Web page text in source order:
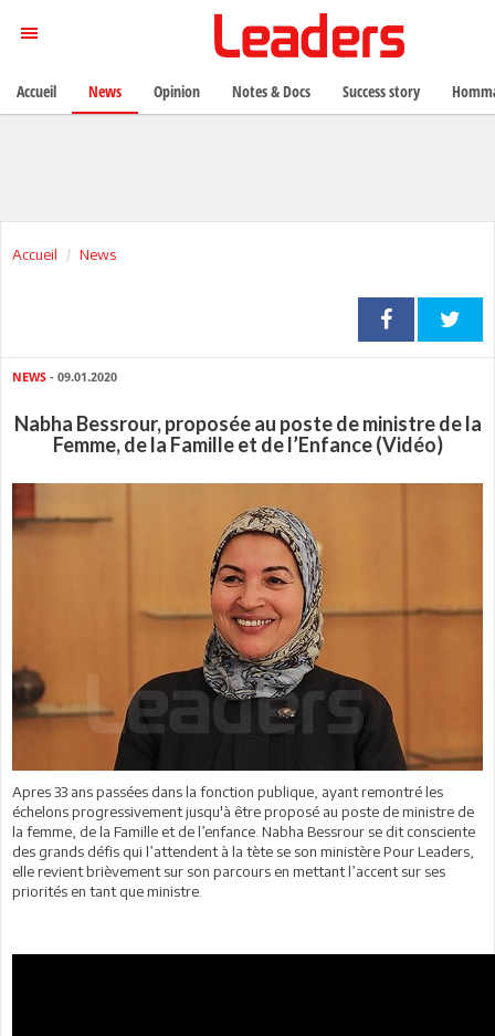
Accueil News
NEWS - 09.01.2020
Nabha Bessrour, proposée au poste de ministre de la
Femme, de la Famille et de l’Enfance (Vidéo)
Apres 33 ans passées dans la fonction publique, ayant remontré les
échelons progressivement jusqu'à être proposé au poste de ministre de
la femme, de la Famille et de l’enfance. Nabha Bessrour se dit consciente
des grands défis qui l’attendent à la tète se son ministère Pour Leaders,
elle revient brièvement sur son parcours en mettant l’accent sur ses
priorités en tant que ministre.
Accueil News Opinion Notes & Docs Success story